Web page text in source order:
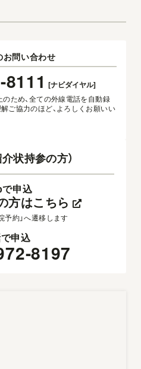
お問い合わせ
[ナビダイヤル]
ため、全ての外線電話を自動録
ご協力のほど、よろしくお願いい
状持参の方）
申込
方はこちら
予約」へ遷移します
申込
8197